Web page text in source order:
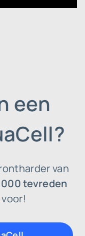
een
van
tevreden